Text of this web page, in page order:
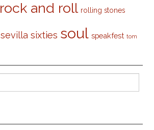
rock and roll rolling stones
sevilla sixties soul speakfest tom